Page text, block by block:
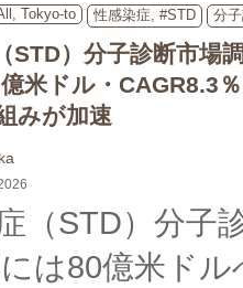
Tokyo-to 性感染症, #STD 分
STD）分子診断市場
米ドル・CAGR8.3
みが加速
（STD）分子
は80億米ド